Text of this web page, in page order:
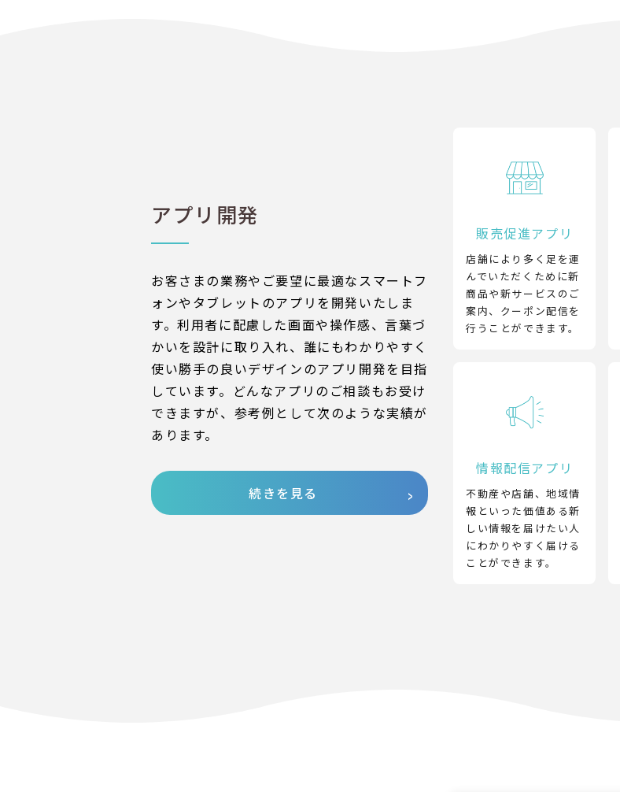
アプリ開発
お客さまの業務やご要望に最適なスマートフ
ォンやタブレットのアプリを開発いたしま
す。利用者に配慮した画面や操作感、言葉づ
かいを設計に取り入れ、誰にもわかりやすく
使い勝手の良いデザインのアプリ開発を目指
しています。どんなアプリのご相談もお受け
できますが、参考例として次のような実績が
あります。
続きを見る
販売促進アプリ
店舗により多く足を運
んでいただくために新
商品や新サービスのご
案内、クーポン配信を
行うことができます。
情報配信アプリ
不動産や店舗、地域情
報といった価値ある新
しい情報を届けたい人
にわかりやすく届ける
ことができます。